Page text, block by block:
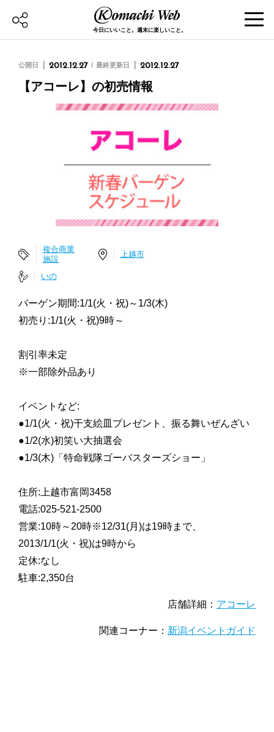
今日にいいこと。週末に楽しいこと。
公開日 2012.12.27 最終更新日 2012.12.27
【アコーレ】の初売情報
複合商業
施設
上越市
いの
バーゲン期間:1/1(火・祝)～1/3(木)
初売り:1/1(火・祝)9時～
割引率未定
※一部除外品あり
イベントなど:
●1/1(火・祝)干支絵皿プレゼント、振る舞いぜんざい
●1/2(水)初笑い大抽選会
●1/3(木)「特命戦隊ゴーバスターズショー」
住所:上越市富岡3458
電話:025-521-2500
営業:10時～20時※12/31(月)は19時まで、
2013/1/1(火・祝)は9時から
定休:なし
駐車:2,350台
店舗詳細： アコーレ
関連コーナー： 新潟イベントガイド